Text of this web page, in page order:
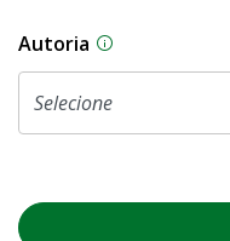
Autoria As